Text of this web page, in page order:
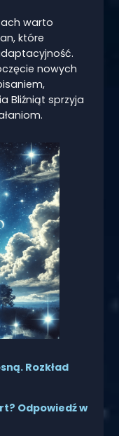
warto
które
nowych
Bliźniąt sprzyja
Rozkład
Odpowiedź w